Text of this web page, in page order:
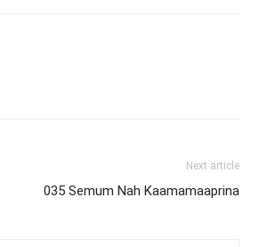
Next article
035 Semum Nah Kaamamaaprina